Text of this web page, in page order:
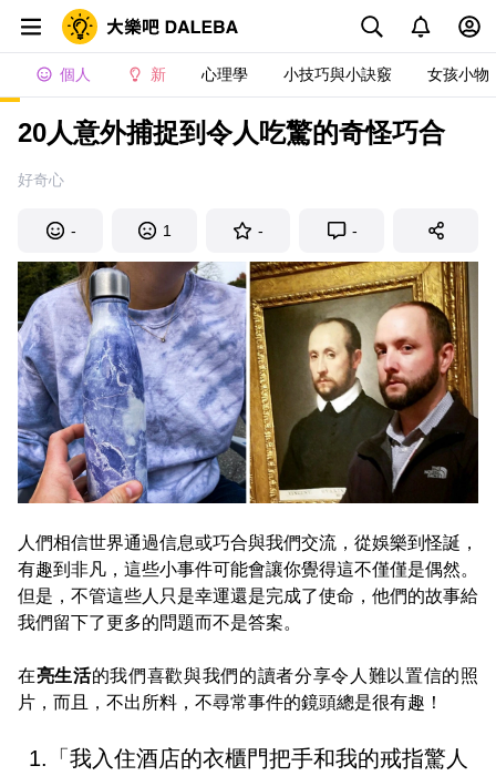
個人 新 心理學 小技巧與小訣竅 女孩小物
20人意外捕捉到令人吃驚的奇怪巧合
好奇心
- 1 - -
人們相信世界通過信息或巧合與我們交流，從娛樂到怪誕，
有趣到非凡，這些小事件可能會讓你覺得這不僅僅是偶然。
但是，不管這些人只是幸運還是完成了使命，他們的故事給
我們留下了更多的問題而不是答案。
在亮生活的我們喜歡與我們的讀者分享令人難以置信的照
片，而且，不出所料，不尋常事件的鏡頭總是很有趣！
1.「我入住酒店的衣櫃門把手和我的戒指驚人